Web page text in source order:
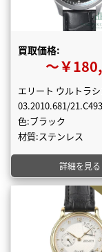
買取価格:
〜￥
エリート ウルトラ
03.2010.681/21.C493
色:ブラック
材質:ステンレス
詳細を見る